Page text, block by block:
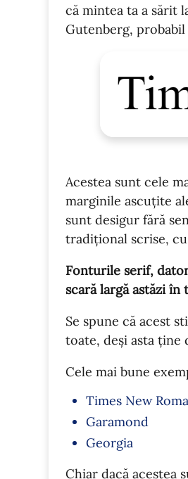
că mintea ta a sărit
Gutenberg,
Acestea sunt cele
marginile ascuțite
sunt desigur fără
tradițional scrise,
Fonturile serif,
scară largă astăzi
Se spune că acest
toate, deși asta
Cele mai bune
Times New
Garamond
Georgia
Chiar dacă acestea